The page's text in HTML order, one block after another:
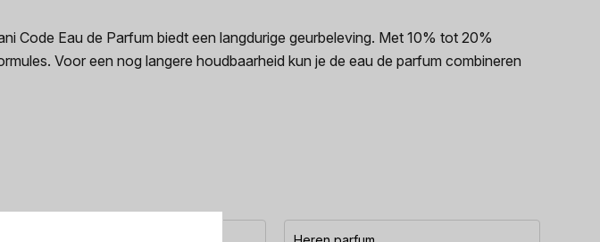
Code Eau de Parfum biedt een langdurige geurbeleving. Met 10% tot 20%
Voor een nog langere houdbaarheid kun je de eau de parfum combineren